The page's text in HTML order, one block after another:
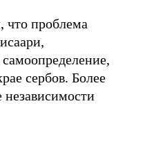
что проблема
сербов. Более
независимости